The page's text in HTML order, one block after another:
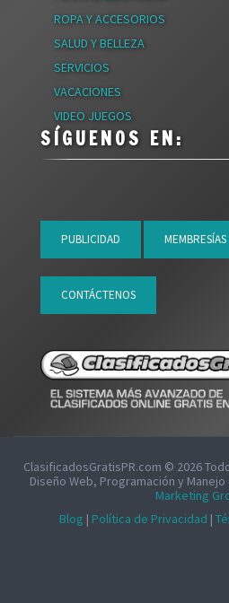
ROPA Y ACCESORIOS
SALUD Y BELLEZA
SERVICIOS
VACACIONES
VIDEO JUEGOS
SÍGUENOS EN:
PUBLICIDAD MEMBRESÍAS
CONTÁCTENOS
ClasificadosGratisPR.com © 2026
Diseño Web, Programación y
Marketing
Blog | Política de Privacidad |